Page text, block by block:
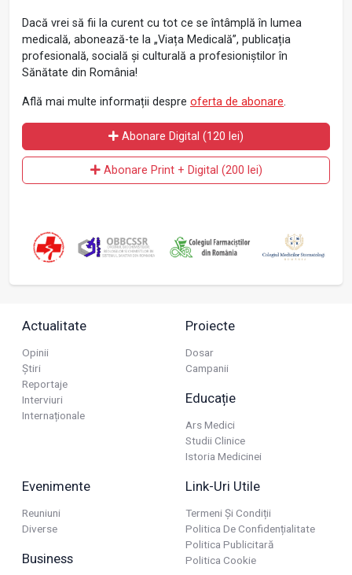
Dacă vrei să fii la curent cu tot ce se întâmplă în lumea
medicală, abonează-te la „Viața Medicală”, publicația
profesională, socială și culturală a profesioniștilor în
Sănătate din România!
Află mai multe informații despre oferta de abonare.
Abonare Digital (120 lei)
Abonare Print + Digital (200 lei)
Actualitate
Opinii
Știri
Reportaje
Interviuri
Internaționale
Proiecte
Dosar
Campanii
Educație
Ars Medici
Studii Clinice
Istoria Medicinei
Evenimente
Reuniuni
Diverse
Business
Link-Uri Utile
Termeni Și Condiții
Politica De Confidențialitate
Politica Publicitară
Politica Cookie